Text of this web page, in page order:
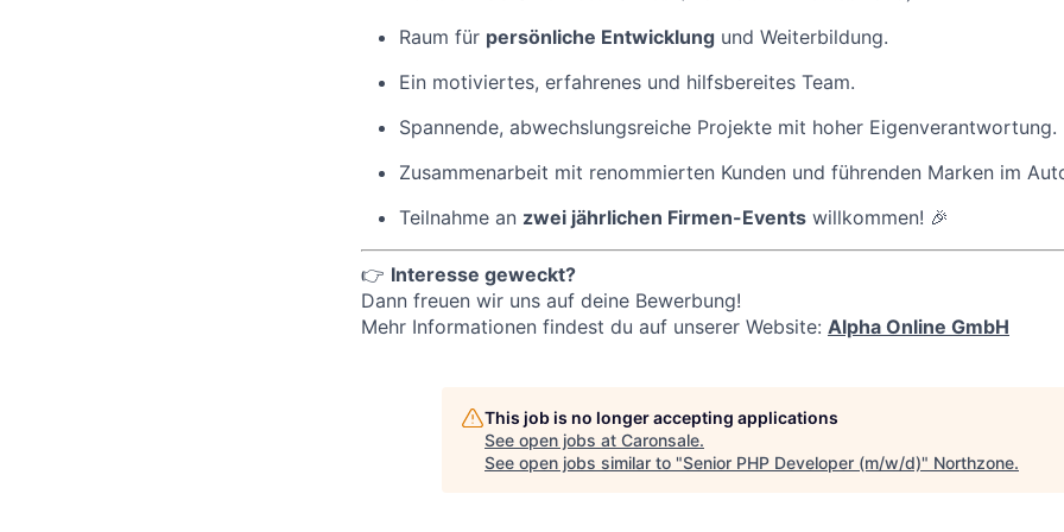
Raum für persönliche Entwicklung und Weiterbildung.
Ein motiviertes, erfahrenes und hilfsbereites Team.
Spannende, abwechslungsreiche Projekte mit hoher Eigenverantwortung.
Zusammenarbeit mit renommierten Kunden und führenden Marken im
Teilnahme an zwei jährlichen Firmen-Events willkommen! 🎉
👉 Interesse geweckt?
Dann freuen wir uns auf deine Bewerbung!
Mehr Informationen findest du auf unserer Website: Alpha Online GmbH
This job is no longer accepting applications
See open jobs at Caronsale.
See open jobs similar to "Senior PHP Developer (m/w/d)" Northzone.